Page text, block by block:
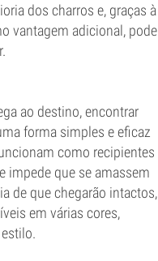
dos charros e, graças à
vantagem adicional, pode
ao destino, encontrar
forma simples e eficaz
como recipientes
impede que se amassem
de que chegarão intactos,
em várias cores,